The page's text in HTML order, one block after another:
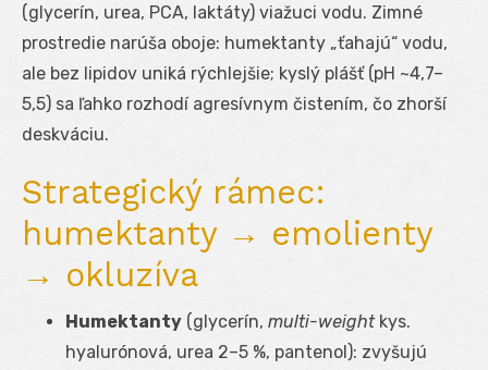
(glycerín, urea, PCA, laktáty) viažuci vodu. Zimné
prostredie narúša oboje: humektanty „ťahajú“ vodu,
ale bez lipidov uniká rýchlejšie; kyslý plášť (pH ~4,7–
5,5) sa ľahko rozhodí agresívnym čistením, čo zhorší
deskváciu.
Strategický rámec:
humektanty → emolienty
→ okluzíva
Humektanty (glycerín, multi-weightkys.
hyalurónová, urea 2–5 %, pantenol): zvyšujú